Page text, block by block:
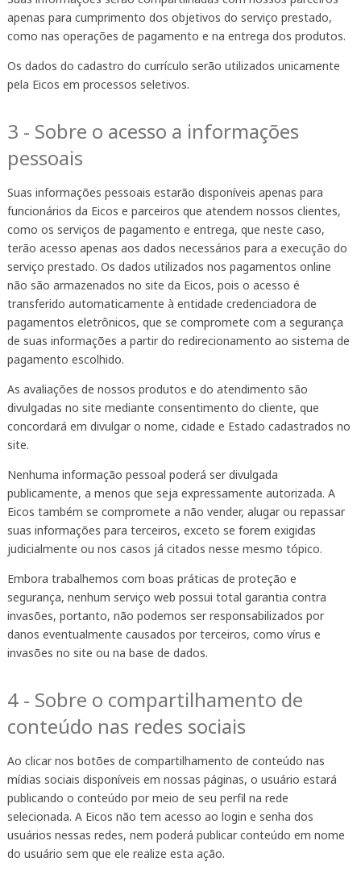
apenas para cumprimento dos objetivos do serviço prestado,
como nas operações de pagamento e na entrega dos produtos.
Os dados do cadastro do currículo serão utilizados unicamente
pela Eicos em processos seletivos.
3 - Sobre o acesso a informações
pessoais
Suas informações pessoais estarão disponíveis apenas para
funcionários da Eicos e parceiros que atendem nossos clientes,
como os serviços de pagamento e entrega, que neste caso,
terão acesso apenas aos dados necessários para a execução do
serviço prestado. Os dados utilizados nos pagamentos online
não são armazenados no site da Eicos, pois o acesso é
transferido automaticamente à entidade credenciadora de
pagamentos eletrônicos, que se compromete com a segurança
de suas informações a partir do redirecionamento ao sistema de
pagamento escolhido.
As avaliações de nossos produtos e do atendimento são
divulgadas no site mediante consentimento do cliente, que
concordará em divulgar o nome, cidade e Estado cadastrados no
site.
Nenhuma informação pessoal poderá ser divulgada
publicamente, a menos que seja expressamente autorizada. A
Eicos também se compromete a não vender, alugar ou repassar
suas informações para terceiros, exceto se forem exigidas
judicialmente ou nos casos já citados nesse mesmo tópico.
Embora trabalhemos com boas práticas de proteção e
segurança, nenhum serviço web possui total garantia contra
invasões, portanto, não podemos ser responsabilizados por
danos eventualmente causados por terceiros, como vírus e
invasões no site ou na base de dados.
4 - Sobre o compartilhamento de
conteúdo nas redes sociais
Ao clicar nos botões de compartilhamento de conteúdo nas
mídias sociais disponíveis em nossas páginas, o usuário estará
publicando o conteúdo por meio de seu perfil na rede
selecionada. A Eicos não tem acesso ao login e senha dos
usuários nessas redes, nem poderá publicar conteúdo em nome
do usuário sem que ele realize esta ação.